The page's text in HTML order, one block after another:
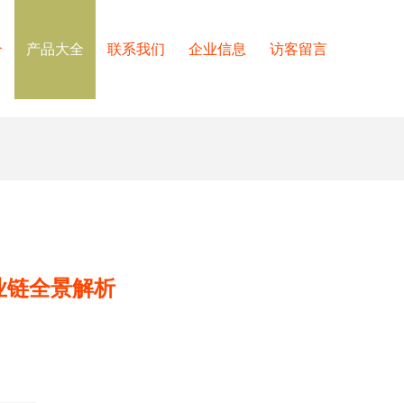
产品大全 联系我们 企业信息 访客留言
全景解析